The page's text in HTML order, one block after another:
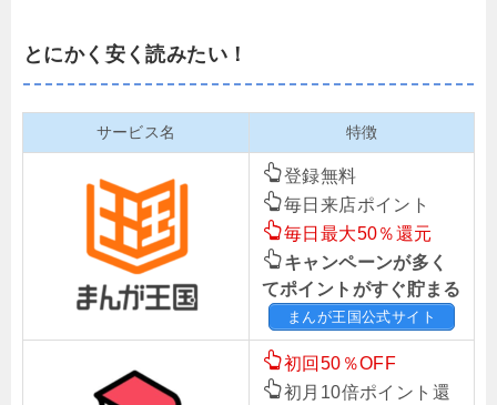
とにかく安く読みたい！
サービス名 特徴
登録無料
毎日来店ポイント
毎日最大50％還元
キャンペーンが多く
てポイントがすぐ貯まる
まんが王国公式サイト
初回50％OFF
初月10倍ポイント還